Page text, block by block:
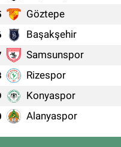
Göztepe
Başakşehir
Samsunspor
Rizespor
Konyaspor
Alanyaspor